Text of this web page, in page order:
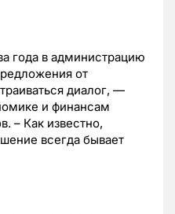
года в администрацию
от
диалог, —
и финансам
– Как известно,
всегда бывает